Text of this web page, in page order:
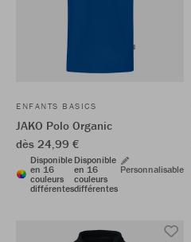
ENFANTS BASICS
JAKO Polo Organic
dès 24,99 €
Disponible
en 16
couleurs
différentes
Disponible
en 16
couleurs
différentes
Personnalisable